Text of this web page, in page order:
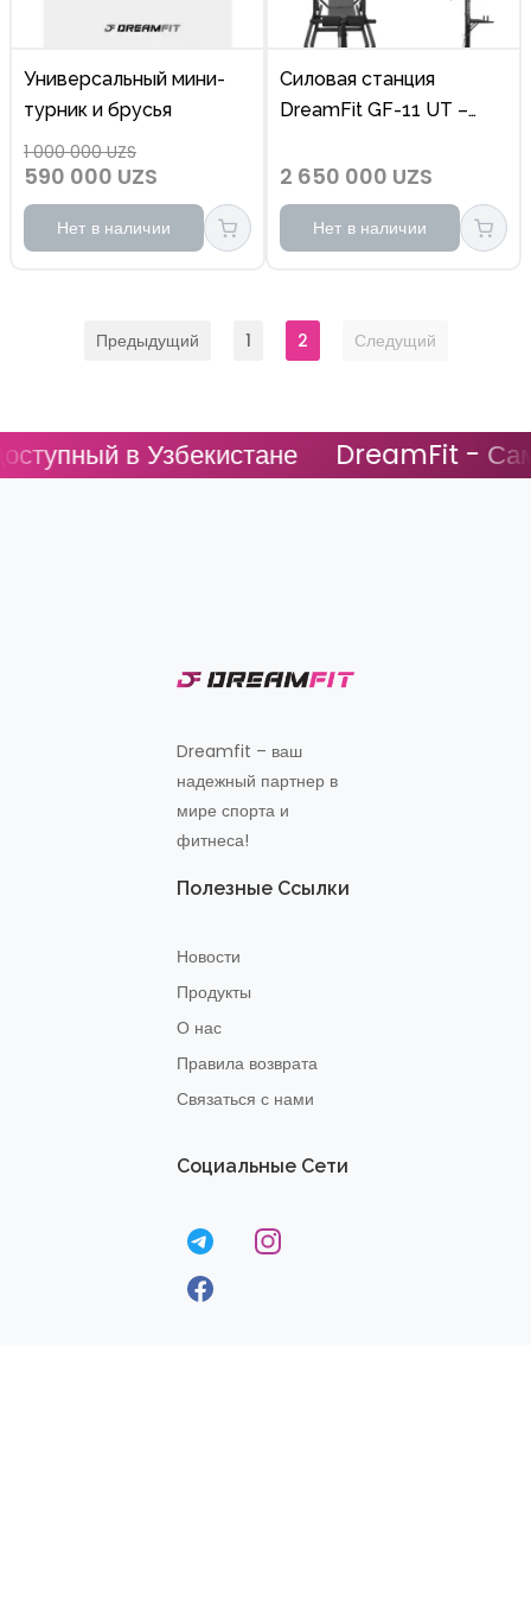
Универсальный мини-
турник и брусья
1 000 000 UZS
590 000 UZS
Нет в наличии
Силовая станция
DreamFit GF-11 UT –
турник, брусья и скамья
для дома
2 650 000 UZS
Нет в наличии
Предыдущий 1 2 Следущий
в Узбекистане DreamFit -
Dreamfit – ваш
надежный партнер в
мире спорта и
фитнеса!
Полезные Ссылки
Новости
Продукты
О нас
Правила возврата
Связаться с нами
Социальные Сети